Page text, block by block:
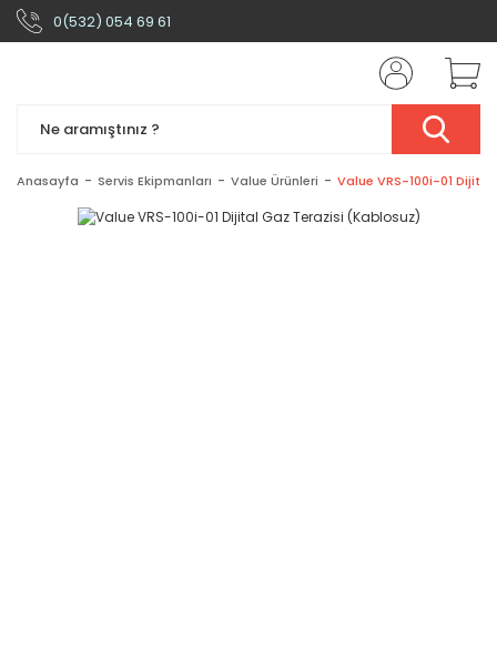
0(532) 054 69 61
Anasayfa Servis Ekipmanları Value Ürünleri Value VRS-100i-01